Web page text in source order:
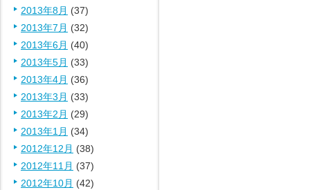
2013年8月 (37)
2013年7月 (32)
2013年6月 (40)
2013年5月 (33)
2013年4月 (36)
2013年3月 (33)
2013年2月 (29)
2013年1月 (34)
2012年12月 (38)
2012年11月 (37)
2012年10月 (42)